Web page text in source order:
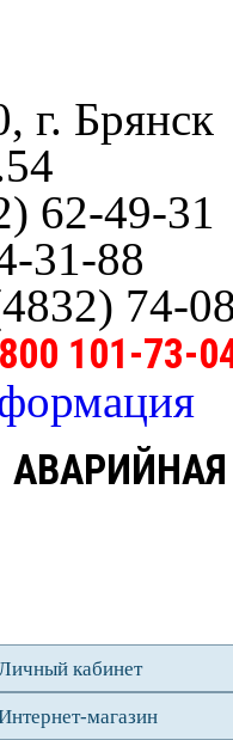
г. Брянск
62-49-31
31-88
74-
101-73-
кабинет
магазин